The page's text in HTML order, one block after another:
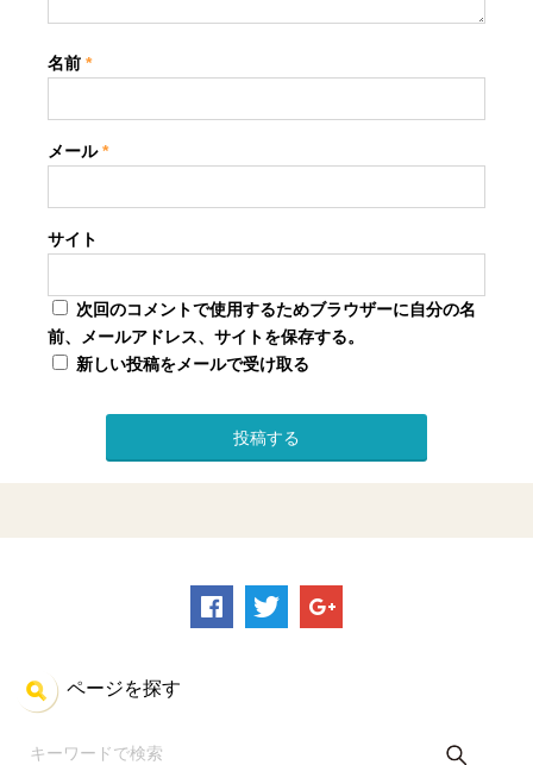
名前*
メール*
サイト
次回のコメントで使用するためブラウザーに自分の名
前、メールアドレス、サイトを保存する。
新しい投稿をメールで受け取る
ページを探す